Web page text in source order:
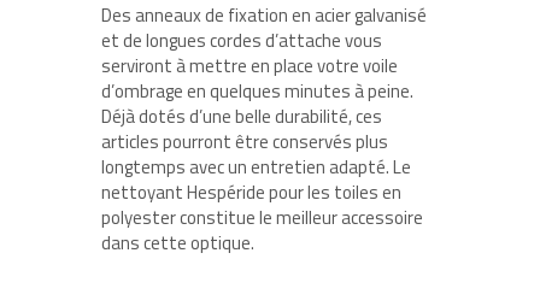
Des anneaux de fixation en acier galvanisé
et de longues cordes d’attache vous
serviront à mettre en place votre voile
d’ombrage en quelques minutes à peine.
Déjà dotés d’une belle durabilité, ces
articles pourront être conservés plus
longtemps avec un entretien adapté. Le
nettoyant Hespéride pour les toiles en
polyester constitue le meilleur accessoire
dans cette optique.